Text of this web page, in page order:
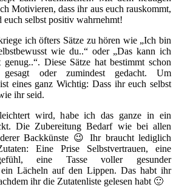
Motivieren, dass ihr aus euch rauskommt,
euch selbst positiv wahrnehmt!
ich öfters Sätze zu hören wie „Ich bin
wie du..“ oder „Das kann ich
Diese Sätze hat bestimmt schon
oder zumindest gedacht. Um
eines ganz Wichtig: Dass ihr euch selbst
ihr seid.
wird, habe ich das ganze in ein
Die Zubereitung Bedarf wie bei allen
Backkünste 😉 Ihr braucht lediglich
Eine Prise Selbstvertrauen, eine
eine Tasse voller gesunder
ein Lächeln auf den Lippen. Das habt ihr
ihr die Zutatenliste gelesen habt 🙂